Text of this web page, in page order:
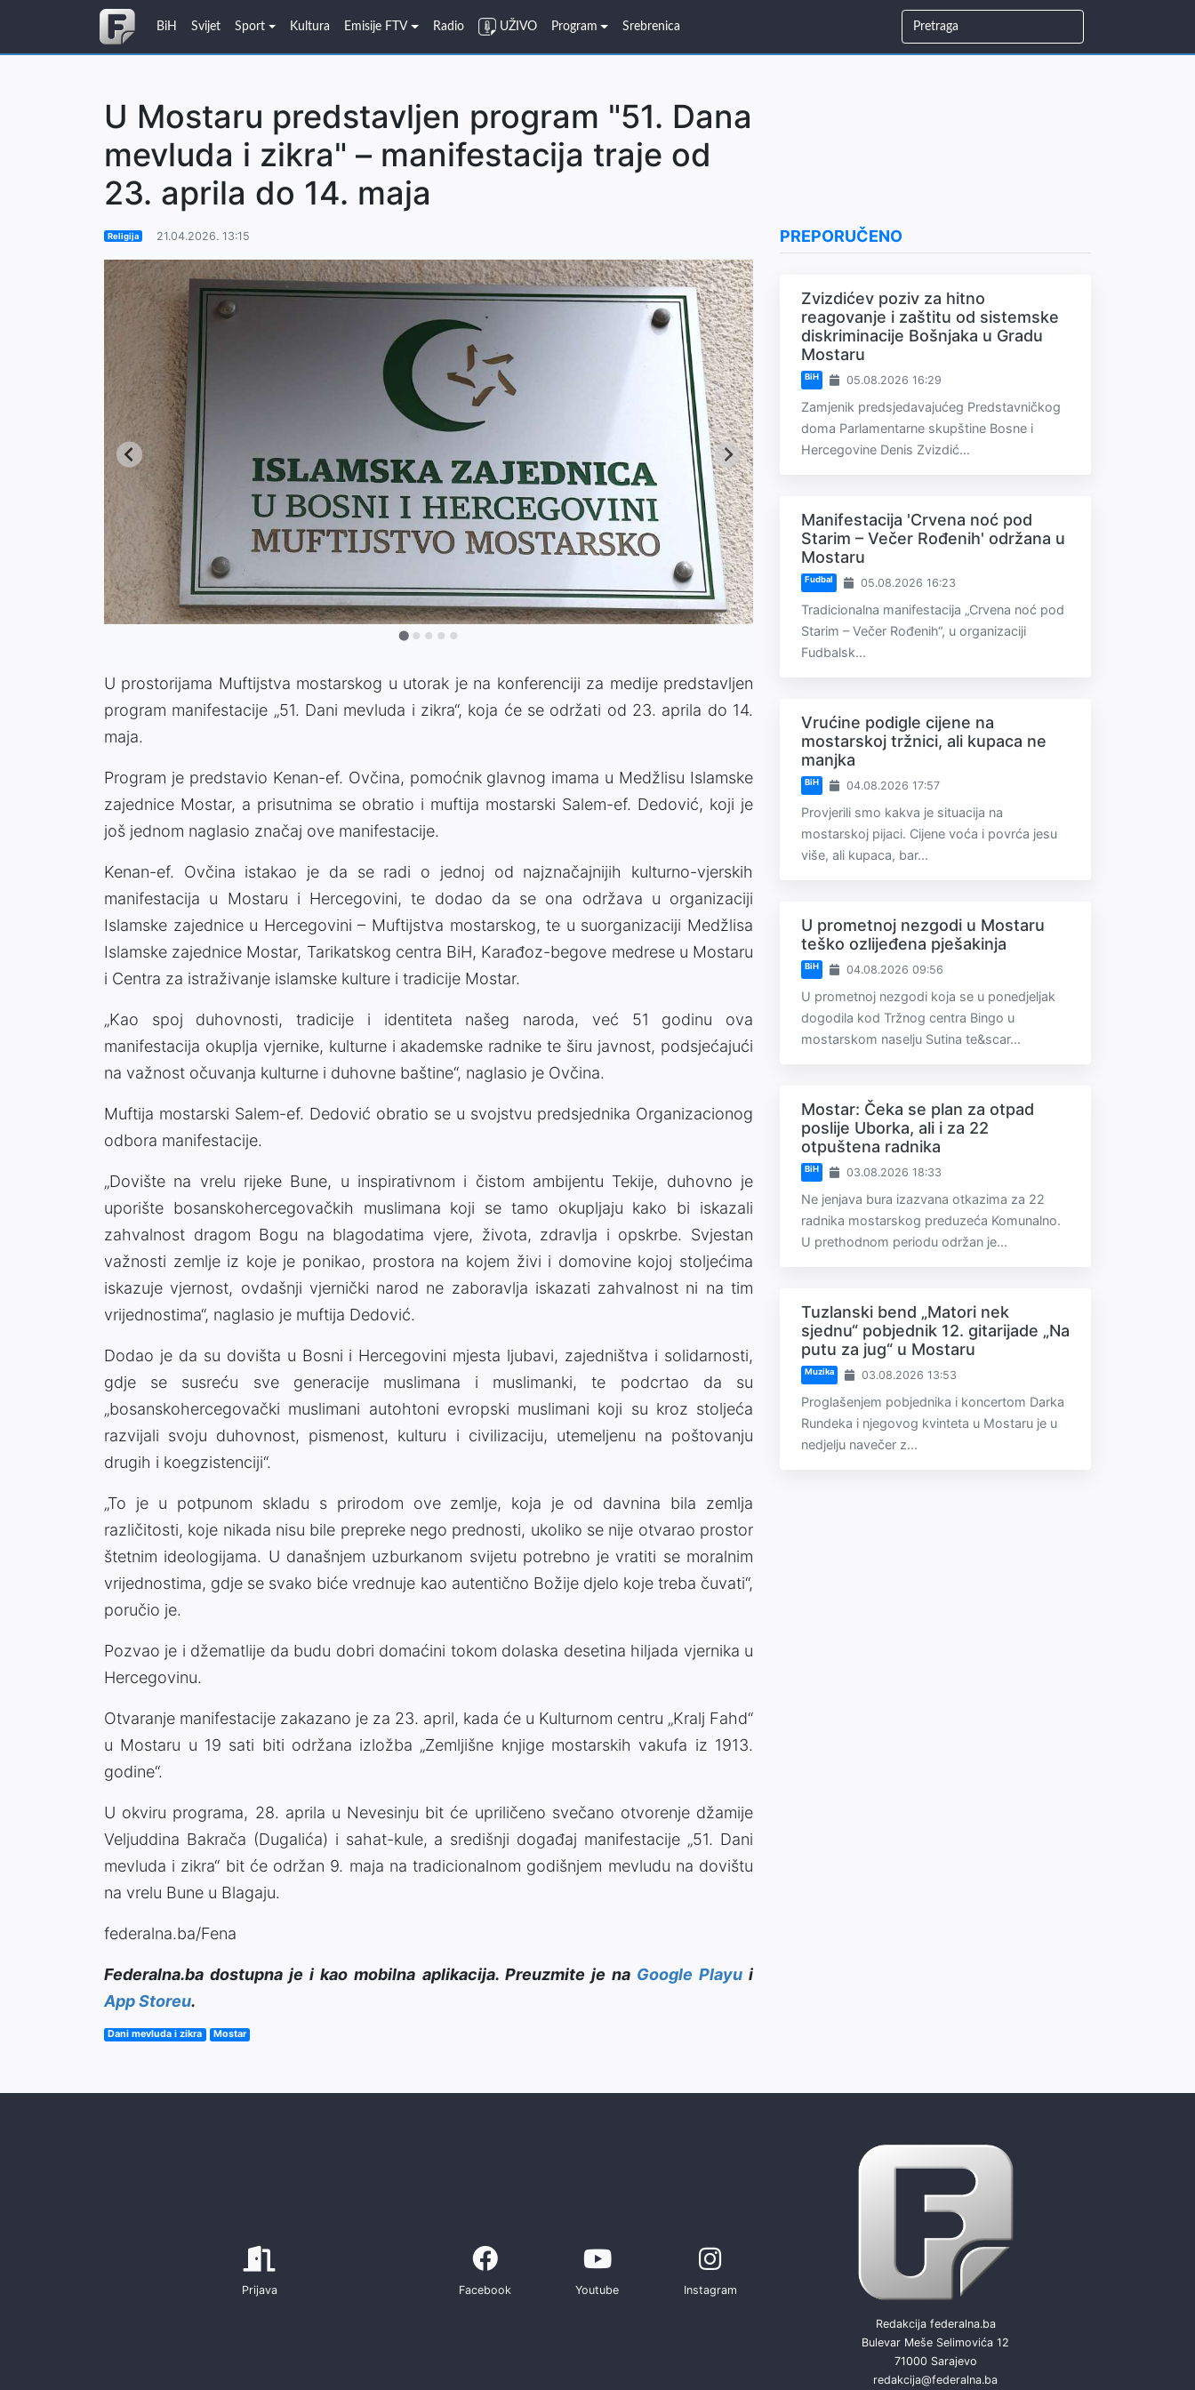
BiH Svijet Sport Kultura Emisije FTV Radio UŽIVO Program Srebrenica
U Mostaru predstavljen program "51. Dana
mevluda i zikra" – manifestacija traje od
23. aprila do 14. maja
Religija 21.04.2026. 13:15
U prostorijama Muftijstva mostarskog u utorak je na konferenciji za medije predstavljen
program manifestacije „51. Dani mevluda i zikra“, koja će se održati od 23. aprila do 14.
maja.
Program je predstavio Kenan-ef. Ovčina, pomoćnik glavnog imama u Medžlisu Islamske
zajednice Mostar, a prisutnima se obratio i muftija mostarski Salem-ef. Dedović, koji je
još jednom naglasio značaj ove manifestacije.
Kenan-ef. Ovčina istakao je da se radi o jednoj od najznačajnijih kulturno-vjerskih
manifestacija u Mostaru i Hercegovini, te dodao da se ona održava u organizaciji
Islamske zajednice u Hercegovini – Muftijstva mostarskog, te u suorganizaciji Medžlisa
Islamske zajednice Mostar, Tarikatskog centra BiH, Karađoz-begove medrese u Mostaru
i Centra za istraživanje islamske kulture i tradicije Mostar.
„Kao spoj duhovnosti, tradicije i identiteta našeg naroda, već 51 godinu ova
manifestacija okuplja vjernike, kulturne i akademske radnike te širu javnost, podsjećajući
na važnost očuvanja kulturne i duhovne baštine“, naglasio je Ovčina.
Muftija mostarski Salem-ef. Dedović obratio se u svojstvu predsjednika Organizacionog
odbora manifestacije.
„Dovište na vrelu rijeke Bune, u inspirativnom i čistom ambijentu Tekije, duhovno je
uporište bosanskohercegovačkih muslimana koji se tamo okupljaju kako bi iskazali
zahvalnost dragom Bogu na blagodatima vjere, života, zdravlja i opskrbe. Svjestan
važnosti zemlje iz koje je ponikao, prostora na kojem živi i domovine kojoj stoljećima
iskazuje vjernost, ovdašnji vjernički narod ne zaboravlja iskazati zahvalnost ni na tim
vrijednostima“, naglasio je muftija Dedović.
Dodao je da su dovišta u Bosni i Hercegovini mjesta ljubavi, zajedništva i solidarnosti,
gdje se susreću sve generacije muslimana i muslimanki, te podcrtao da su
„bosanskohercegovački muslimani autohtoni evropski muslimani koji su kroz stoljeća
razvijali svoju duhovnost, pismenost, kulturu i civilizaciju, utemeljenu na poštovanju
drugih i koegzistenciji“.
„To je u potpunom skladu s prirodom ove zemlje, koja je od davnina bila zemlja
različitosti, koje nikada nisu bile prepreke nego prednosti, ukoliko se nije otvarao prostor
štetnim ideologijama. U današnjem uzburkanom svijetu potrebno je vratiti se moralnim
vrijednostima, gdje se svako biće vrednuje kao autentično Božije djelo koje treba čuvati“,
poručio je.
Pozvao je i džematlije da budu dobri domaćini tokom dolaska desetina hiljada vjernika u
Hercegovinu.
Otvaranje manifestacije zakazano je za 23. april, kada će u Kulturnom centru „Kralj Fahd“
u Mostaru u 19 sati biti održana izložba „Zemljišne knjige mostarskih vakufa iz 1913.
godine“.
U okviru programa, 28. aprila u Nevesinju bit će upriličeno svečano otvorenje džamije
Veljuddina Bakrača (Dugalića) i sahat-kule, a središnji događaj manifestacije „51. Dani
mevluda i zikra“ bit će održan 9. maja na tradicionalnom godišnjem mevludu na dovištu
na vrelu Bune u Blagaju.
federalna.ba/Fena
Federalna.ba dostupna je i kao mobilna aplikacija. Preuzmite je na Google Playui
App Storeu.
Dani mevluda i zikra Mostar
PREPORUČENO
Zvizdićev poziv za hitno
reagovanje i zaštitu od sistemske
diskriminacije Bošnjaka u Gradu
Mostaru
BiH 05.08.2026 16:29
Zamjenik predsjedavajućeg Predstavničkog
doma Parlamentarne skupštine Bosne i
Hercegovine Denis Zvizdić...
Manifestacija 'Crvena noć pod
Starim – Večer Rođenih' održana u
Mostaru
Fudbal 05.08.2026 16:23
Tradicionalna manifestacija „Crvena noć pod
Starim – Večer Rođenih“, u organizaciji
Fudbalsk...
Vrućine podigle cijene na
mostarskoj tržnici, ali kupaca ne
manjka
BiH 04.08.2026 17:57
Provjerili smo kakva je situacija na
mostarskoj pijaci. Cijene voća i povrća jesu
više, ali kupaca, bar...
U prometnoj nezgodi u Mostaru
teško ozlijeđena pješakinja
BiH 04.08.2026 09:56
U prometnoj nezgodi koja se u ponedjeljak
dogodila kod Tržnog centra Bingo u
mostarskom naselju Sutina te&scar...
Mostar: Čeka se plan za otpad
poslije Uborka, ali i za 22
otpuštena radnika
BiH 03.08.2026 18:33
Ne jenjava bura izazvana otkazima za 22
radnika mostarskog preduzeća Komunalno.
U prethodnom periodu održan je...
Tuzlanski bend „Matori nek
sjednu“ pobjednik 12. gitarijade „Na
putu za jug“ u Mostaru
Muzika 03.08.2026 13:53
Proglašenjem pobjednika i koncertom Darka
Rundeka i njegovog kvinteta u Mostaru je u
nedjelju navečer z...
Prijava Facebook Youtube Instagram
Redakcija federalna.ba
Bulevar Meše Selimovića 12
71000 Sarajevo
redakcija@federalna.ba